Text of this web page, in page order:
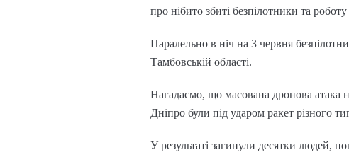
про нібито збиті безпілотники та
Паралельно в ніч на 3 червня
Тамбовській області.
Нагадаємо, що масована дронова атака
Дніпро були під ударом ракет різного
У результаті загинули десятки людей,